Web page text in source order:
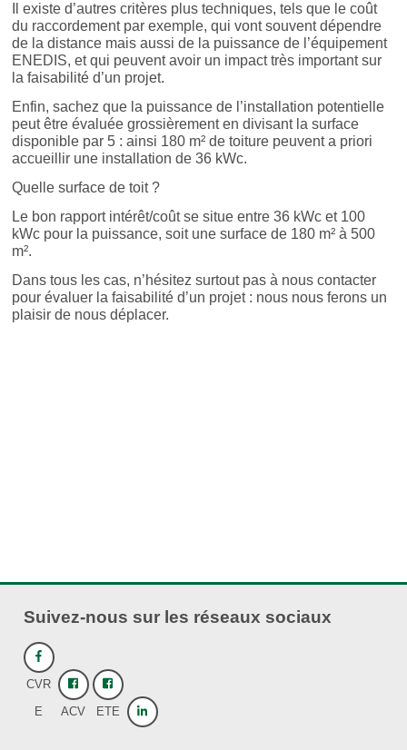
Il existe d’autres critères plus techniques, tels que le coût
du raccordement par exemple, qui vont souvent dépendre
de la distance mais aussi de la puissance de l’équipement
ENEDIS, et qui peuvent avoir un impact très important sur
la faisabilité d’un projet.
Enfin, sachez que la puissance de l’installation potentielle
peut être évaluée grossièrement en divisant la surface
disponible par 5 : ainsi 180 m² de toiture peuvent a priori
accueillir une installation de 36 kWc.
Quelle surface de toit ?
Le bon rapport intérêt/coût se situe entre 36 kWc et 100
kWc pour la puissance, soit une surface de 180 m² à 500
m².
Dans tous les cas, n’hésitez surtout pas à nous contacter
pour évaluer la faisabilité d’un projet : nous nous ferons un
plaisir de nous déplacer.
Suivez-nous sur les réseaux sociaux
CVR
E
ACV ETE